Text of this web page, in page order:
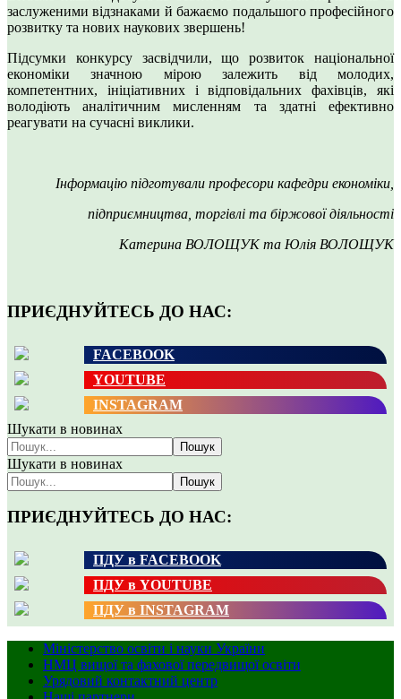
заслуженими відзнаками й бажаємо подальшого професійного
розвитку та нових наукових звершень!
Підсумки конкурсу засвідчили, що розвиток національної
економіки значною мірою залежить від молодих,
компетентних, ініціативних і відповідальних фахівців, які
володіють аналітичним мисленням та здатні ефективно
реагувати на сучасні виклики.
Інформацію підготували професори кафедри економіки,
підприємництва, торгівлі та біржової діяльності
Катерина ВОЛОЩУК та Юлія ВОЛОЩУК
ПРИЄДНУЙТЕСЬ ДО НАС:
FACEBOOK
YOUTUBE
INSTAGRAM
Шукати в новинах
Пошук
Шукати в новинах
Пошук
ПРИЄДНУЙТЕСЬ ДО НАС:
ПДУ в FACEBOOK
ПДУ в YOUTUBE
ПДУ в INSTAGRAM
Міністерство освіти і науки України
НМЦ вищої та фахової передвищої освіти
Урядовий контактний центр